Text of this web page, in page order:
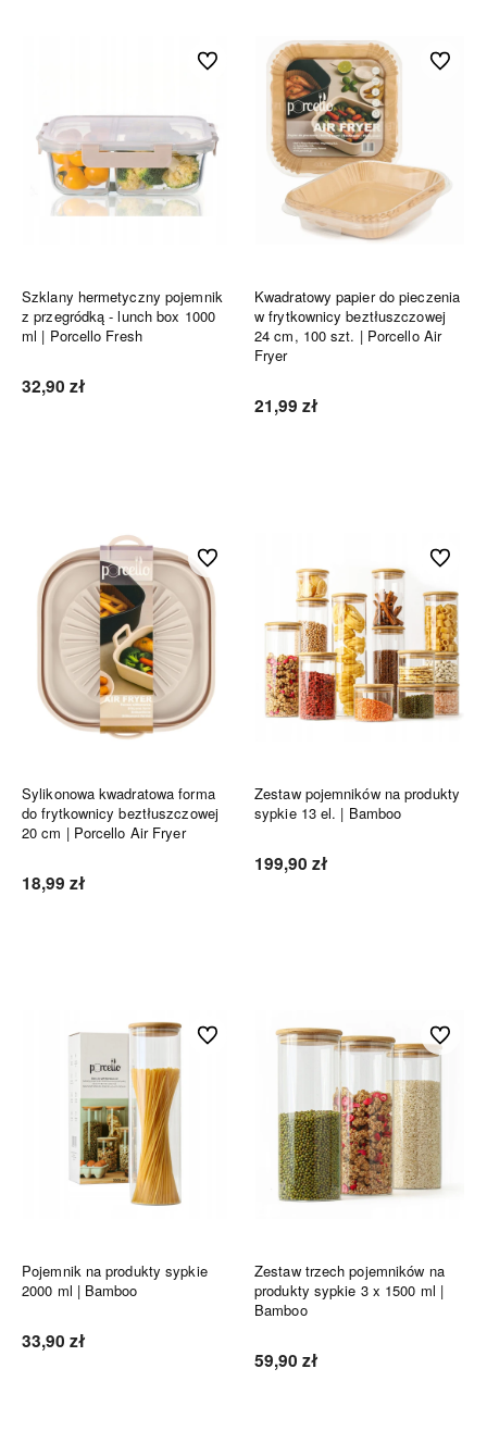
Szklany hermetyczny pojemnik
z przegródką - lunch box 1000
ml | Porcello Fresh
32,90 zł
Do ulubionych
Kwadratowy papier do pieczenia
w frytkownicy beztłuszczowej
24 cm, 100 szt. | Porcello Air
Fryer
21,99 zł
Do
Sylikonowa kwadratowa forma
do frytkownicy beztłuszczowej
20 cm | Porcello Air Fryer
18,99 zł
Do ulubionych
Zestaw pojemników na produkty
sypkie 13 el. | Bamboo
199,90 zł
Do
Pojemnik na produkty sypkie
2000 ml | Bamboo
33,90 zł
Do ulubionych
Zestaw trzech pojemników na
produkty sypkie 3 x 1500 ml |
Bamboo
59,90 zł
Do